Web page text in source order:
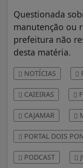
Questionada
manutenção ou
prefeitura não
desta matéria.
NOTÍCIAS
CAIEIRAS
CAJAMAR
PORTAL DOIS
PODCAST